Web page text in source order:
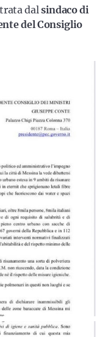
dalsindaco di
del Consiglio